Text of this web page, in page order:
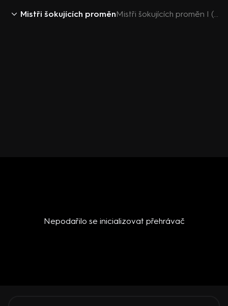
Mistři šokujících proměn Mistři šokujících proměn I (1) - upoutávka
Nepodařilo se inicializovat přehrávač